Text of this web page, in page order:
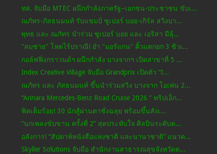
ทส. จับมือ MTEC ผนึกกำลังภาครัฐ–เอกชน-ประชาชน ขับเ...
ณภัทร-ภัสธนมนท์ รับแชมป์ ซูเปอร์ บอย-เกิร์ล สวิงบา...
พุทธ และ ณภัทร นำร่วม ซูเปอร์ บอย และ เอริสา มีลุ้...
"สมชาย" โหดไร้ปราณี! ยำ "มอร์แกน" คิ้วแตกยก 3 ซิวเ...
กอล์ฟฟิ่งกราวนด์ฯ ผนึกกำลัง บางจากฯ เปิดสาขาที่ 5 ...
Index Creative Village จับมือ Grandprix เปิดตัว “I...
ณภัทร และ ภัสธนมนท์ ขึ้นนำร่วมสวิง บางจาก โอเพ่น 2...
“Arinara Mercedes-Benz Road Cruise 2026 ” ทริปเอ็ก...
ฟิตเต็มร้อย! 30 นักสู้ผ่านตาชั่งฉลุย พร้อมขึ้นสังเ...
“นกเพลงขับขาน ครั้งที่ 2” สุดประทับใจ ศิลปินระดับต...
อลังการ! “สัปดาห์หนังสือแห่งชาติ และนานาชาติ” แนวค...
Skyller Solutions จับมือ สำนักงานสาธารณสุขจังหวัดต...